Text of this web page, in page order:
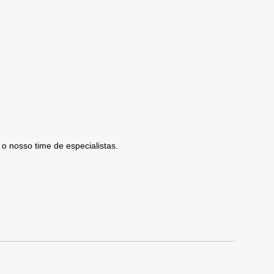
nosso time de especialistas.